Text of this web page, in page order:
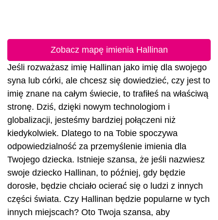
Zobacz mapę imienia Hallinan
Jeśli rozważasz imię Hallinan jako imię dla swojego
syna lub córki, ale chcesz się dowiedzieć, czy jest to
imię znane na całym świecie, to trafiłeś na właściwą
stronę. Dziś, dzięki nowym technologiom i
globalizacji, jesteśmy bardziej połączeni niż
kiedykolwiek. Dlatego to na Tobie spoczywa
odpowiedzialność za przemyślenie imienia dla
Twojego dziecka. Istnieje szansa, że jeśli nazwiesz
swoje dziecko Hallinan, to później, gdy będzie
dorosłe, będzie chciało ocierać się o ludzi z innych
części świata. Czy Hallinan będzie popularne w tych
innych miejscach? Oto Twoja szansa, aby